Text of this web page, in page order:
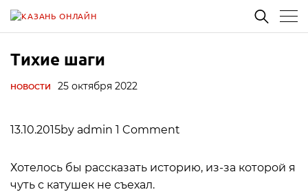
Тихие шаги
НОВОСТИ 25 октября 2022
13.10.2015by admin 1 Comment
Хотелось бы рассказать историю, из-за которой я
чуть с катушек не съехал.